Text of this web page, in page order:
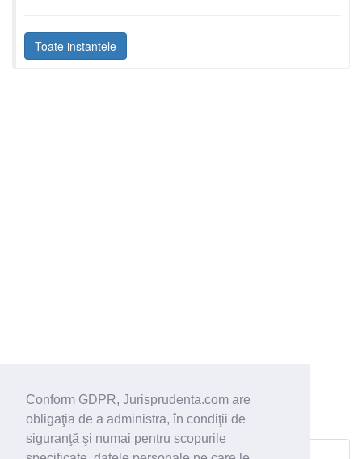
Conform GDPR, Jurisprudenta.com are
obligaţia de a administra, în condiţii de
siguranţă şi numai pentru scopurile
Toate instantele